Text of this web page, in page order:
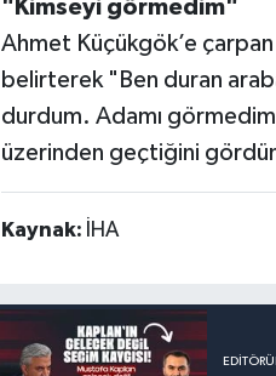
"Kimseyi görmedim"
Ahmet Küçükgök’e
belirterek "Ben duran
durdum. Adamı
üzerinden geçtiğini
Kaynak: İHA